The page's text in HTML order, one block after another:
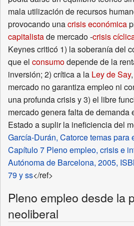
mala utilización de recursos
provocando unacrisis económica
capitalistade mercado -crisis
Keynes criticó 1) la soberanía del
que el consumodepende de la
inversión; 2) crítica a la Ley de Say
mercado no garantiza empleo ni
una profunda crisis y 3) el libre
mercado genera falta de demanda
Estado a suplir la ineficiencia del
García-Durán, Catorce temas para
Capítulo 7 Pleno empleo, crisis e
Autónoma de Barcelona, 2005,
79 y ss</ref>
Pleno empleo desde la
neoliberal